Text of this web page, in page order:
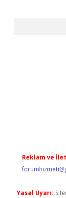
Reklam ve
Yasal Uyarı: